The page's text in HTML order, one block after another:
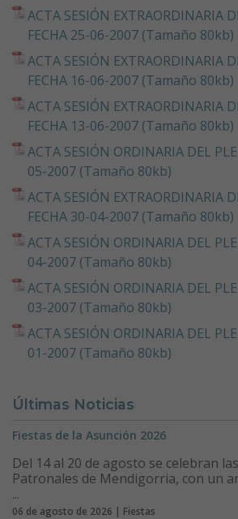
ACTA SESIÓN EXTRAORDINARIA
FECHA 25-06-2007 (Tamaño 80kb)
ACTA SESIÓN EXTRAORDINARIA
FECHA 16-06-2007 (Tamaño 80kb)
ACTA SESIÓN EXTRAORDINARIA
FECHA 13-06-2007 (Tamaño 80kb)
ACTA SESIÓN ORDINARIA DEL
05-2007 (Tamaño 80kb)
ACTA SESIÓN EXTRAORDINARIA
FECHA 30-04-2007 (Tamaño 80kb)
ACTA SESIÓN ORDINARIA DEL
04-2007 (Tamaño 80kb)
ACTA SESIÓN ORDINARIA DEL
03-2007 (Tamaño 80kb)
ACTA SESIÓN ORDINARIA DEL
01-2007 (Tamaño 80kb)
Últimas Noticias
Fiestas de la Asunción 2026
Del 14 al 20 de agosto se celebran
Patronales de Mendigorria, con un
...
06 de agosto de 2026 | Fiestas